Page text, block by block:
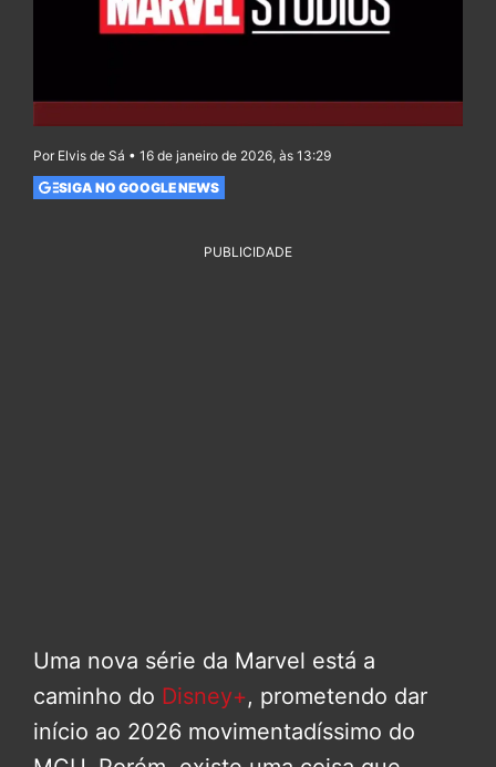
Por Elvis de Sá • 16 de janeiro de 2026, às 13:29
SIGA NO GOOGLE NEWS
PUBLICIDADE
Uma nova série da Marvel está a
caminho do Disney+, prometendo dar
início ao 2026 movimentadíssimo do